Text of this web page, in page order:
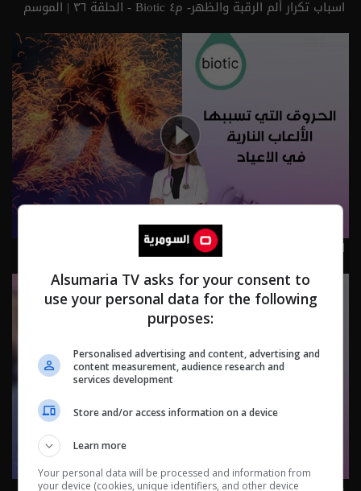
اسباب تكرار ألم الرقبة والظهر- م٤ Biotic - الحلقة ٣٦ | الموسم
4
Alsumaria TV asks for your consent to
use your personal data for the following
purposes:
Personalised advertising and content, advertising and
content measurement, audience research and
services development
Store and/or access information on a device
Learn more
Your personal data will be processed and information from
your device (cookies, unique identifiers, and other device